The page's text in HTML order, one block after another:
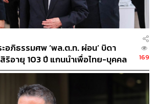
ภิธรรมศพ ‘พล.ต.ท. ผ่อน’ บิดา
ริอายุ 103 ปี แกนนำเพื่อไทย-บุคคล
ลัย
169